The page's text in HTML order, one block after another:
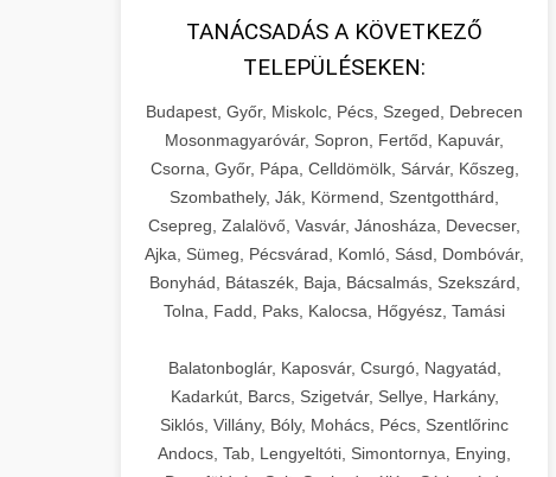
TANÁCSADÁS A KÖVETKEZŐ
TELEPÜLÉSEKEN:
Budapest, Győr, Miskolc, Pécs, Szeged, Debrecen
Mosonmagyaróvár, Sopron, Fertőd, Kapuvár,
Csorna, Győr, Pápa, Celldömölk, Sárvár, Kőszeg,
Szombathely, Ják, Körmend, Szentgotthárd,
Csepreg, Zalalövő, Vasvár, Jánosháza, Devecser,
Ajka, Sümeg, Pécsvárad, Komló, Sásd, Dombóvár,
Bonyhád, Bátaszék, Baja, Bácsalmás, Szekszárd,
Tolna, Fadd, Paks, Kalocsa, Hőgyész, Tamási
Balatonboglár, Kaposvár, Csurgó, Nagyatád,
Kadarkút, Barcs, Szigetvár, Sellye, Harkány,
Siklós, Villány, Bóly, Mohács, Pécs, Szentlőrinc
Andocs, Tab, Lengyeltóti, Simontornya, Enying,